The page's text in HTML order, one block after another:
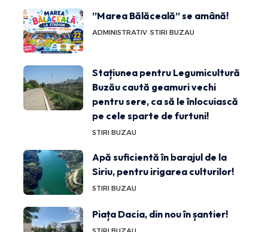
”Marea Bălăceală” se amână!
ADMINISTRATIV STIRI BUZAU
Stațiunea pentru Legumicultură
Buzău caută geamuri vechi
pentru sere, ca să le înlocuiască
pe cele sparte de furtuni!
STIRI BUZAU
Apă suficientă în barajul de la
Siriu, pentru irigarea culturilor!
STIRI BUZAU
Piața Dacia, din nou în șantier!